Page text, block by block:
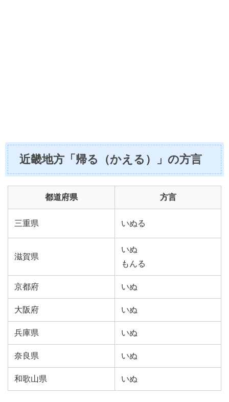
近畿地方「帰る（かえる）」の方言
都道府県 方言
三重県 いぬる
滋賀県
いぬ
もんる
京都府 いぬ
大阪府 いぬ
兵庫県 いぬ
奈良県 いぬ
和歌山県 いぬ